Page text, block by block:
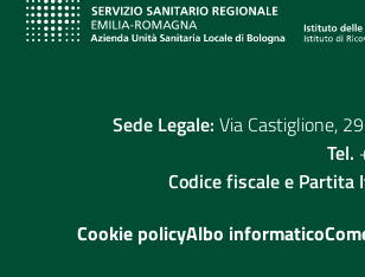
Sede Legale: Via Castiglione,
Tel.
Codice fiscale e Partita
Cookie policyAlbo informatico